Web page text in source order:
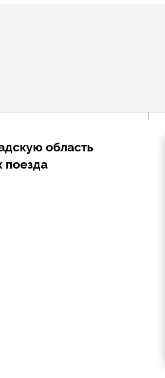
область
поезда